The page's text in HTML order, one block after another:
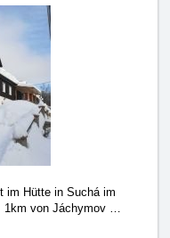
im Hütte in Suchá im
1km von Jáchymov …